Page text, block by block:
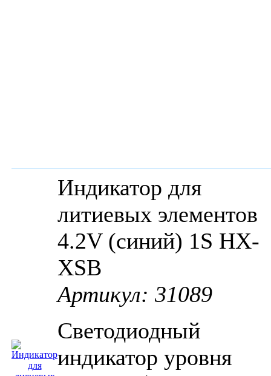
Индикатор для
литиевых элементов
4.2V (синий) 1S НХ-
XSB
Артикул: 31089
Светодиодный
индикатор уровня